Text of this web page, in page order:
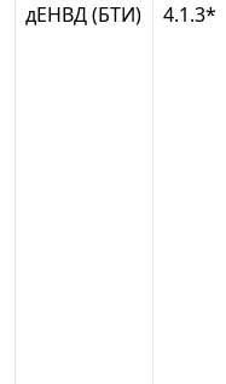
дЕНВД (БТИ) 4.1.3*